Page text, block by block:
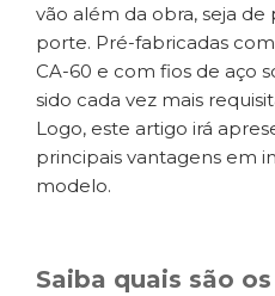
vão além da obra, seja
porte. Pré-fabricadas
CA-60 e com fios de aço
sido cada vez mais
Logo, este artigo irá
principais vantagens em
modelo.
Saiba quais são